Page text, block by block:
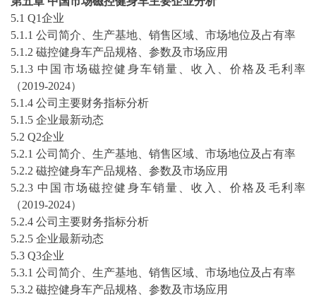
5.1 Q1企业
5.1.1 公司简介、生产基地、销售区域、市场地位及占有率
5.1.2 磁控健身车产品规格、参数及市场应用
5.1.3 中国市场磁控健身车销量、收入、价格及毛利率
（2019-2024）
5.1.4 公司主要财务指标分析
5.1.5 企业最新动态
5.2 Q2企业
5.2.1 公司简介、生产基地、销售区域、市场地位及占有率
5.2.2 磁控健身车产品规格、参数及市场应用
5.2.3 中国市场磁控健身车销量、收入、价格及毛利率
（2019-2024）
5.2.4 公司主要财务指标分析
5.2.5 企业最新动态
5.3 Q3企业
5.3.1 公司简介、生产基地、销售区域、市场地位及占有率
5.3.2 磁控健身车产品规格、参数及市场应用